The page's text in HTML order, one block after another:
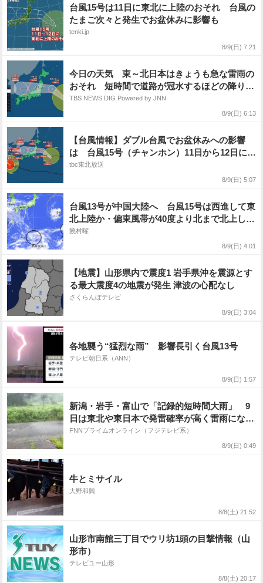
台風15号は11日に東北に上陸のおそれ 台風の
たまご次々と発生でお盆休みに影響も
tenki.jp
8/9(日) 7:21
今日の天気 東～北日本はきょうも急な雷雨の
おそれ 短時間で道路が冠水するほどの降り方
に 台風15号はあさって11日（火・祝）ごろ東
TBS NEWS DIG Powered by JNN
8/9(日) 6:13
【台風情報】ダブル台風でお盆休みへの影響
は 台風15号（チャンホン）11日から12日にか
けて東北〜関東直撃の可能性（9日午前3時現
tbc東北放送
8/9(日) 5:07
台風13号が中国大陸へ 台風15号は西進して東
北上陸か・偏東風帯が40度より北まで北上した
異例の経路
饒村曜
8/9(日) 4:01
【地震】山形県内で震度1 岩手県沖を震源とす
る最大震度4の地震が発生 津波の心配なし
さくらんぼテレビ
8/9(日) 3:04
各地襲う“猛烈な雨” 影響長引く台風13号
テレビ朝日系（ANN）
8/9(日) 1:57
新潟・岩手・富山で「記録的短時間大雨」 9
日は東北や東日本で発雷確率が高く雷雨になる
見込み
FNNプライムオンライン（フジテレビ系）
8/9(日) 0:49
牛とミサイル
大野和興
8/8(土) 21:52
山形市南館三丁目でウリ坊1頭の目撃情報（山
形市）
テレビユー山形
8/8(土) 20:17